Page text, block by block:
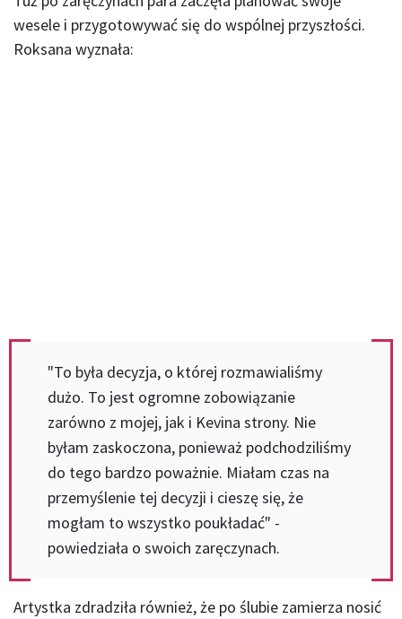
wesele i przygotowywać się do wspólnej przyszłości.
Roksana wyznała:
"To była decyzja, o której rozmawialiśmy
dużo. To jest ogromne zobowiązanie
zarówno z mojej, jak i Kevina strony. Nie
byłam zaskoczona, ponieważ podchodziliśmy
do tego bardzo poważnie. Miałam czas na
przemyślenie tej decyzji i cieszę się, że
mogłam to wszystko poukładać" -
powiedziała o swoich zaręczynach.
Artystka zdradziła również, że po ślubie zamierza nosić